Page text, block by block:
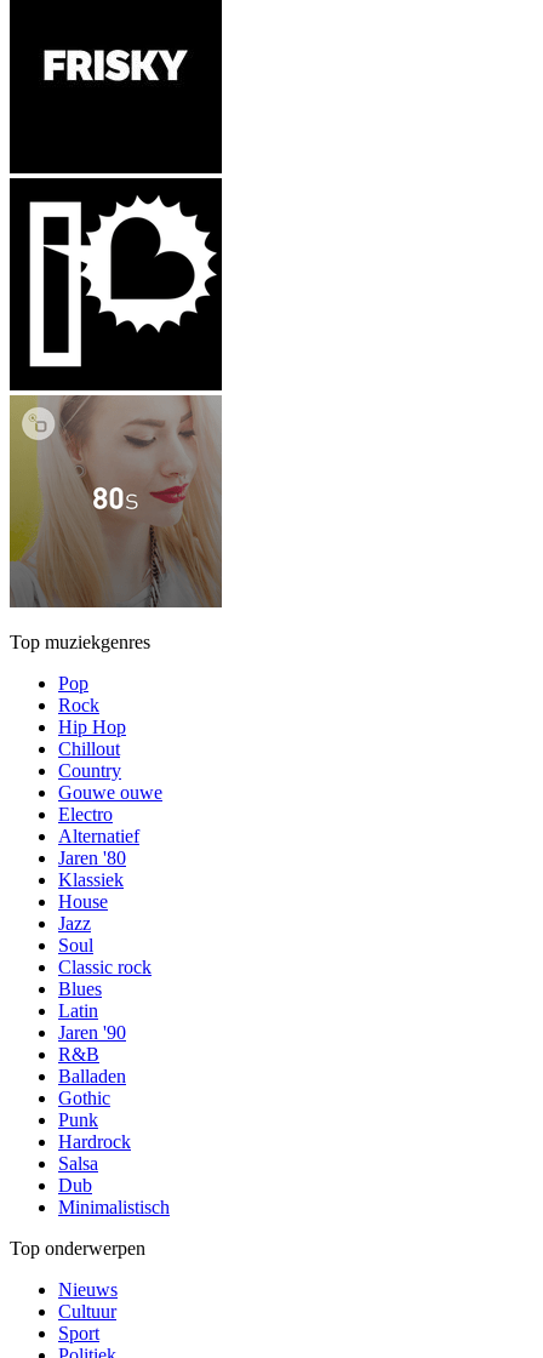
Top muziekgenres
Pop
Rock
Hip Hop
Chillout
Country
Gouwe ouwe
Electro
Alternatief
Jaren '80
Klassiek
House
Jazz
Soul
Classic rock
Blues
Latin
Jaren '90
R&B
Balladen
Gothic
Punk
Hardrock
Salsa
Dub
Minimalistisch
Top onderwerpen
Nieuws
Cultuur
Sport